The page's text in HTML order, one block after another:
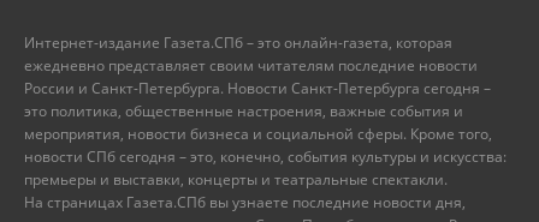
Интернет-издание Газета.СПб – это онлайн-газета, которая
ежедневно представляет своим читателям последние новости
России и Санкт-Петербурга. Новости Санкт-Петербурга сегодня –
это политика, общественные настроения, важные события и
мероприятия, новости бизнеса и социальной сферы. Кроме того,
новости СПб сегодня – это, конечно, события культуры и искусства:
премьеры и выставки, концерты и театральные спектакли.
На страницах Газета.СПб вы узнаете последние новости дня,